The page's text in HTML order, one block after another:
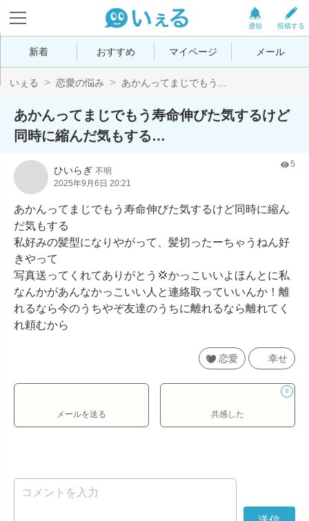
投稿する
通知
新着 おすすめ マイページ メール
いぇる 恋愛の悩み あかんってまじでもう...
あかんってまじでもう寿命伸びた気するけど
同時に縮んだ気もする…
ひいらぎ 不明
2025年9月6日 20:21
5
あかんってまじでもう寿命伸びた気するけど同時に縮ん
だ気もする
私好みの髪型になりやがって、髪切ったーちゃうねん好
きやって
写真送ってくれてありがとう‪💢かっこいいよほんとに私
なんかがあんなかっこいい人と連絡取っていいんか！離
れるなら今のうちやぞ友達のうちに離れるなら離れてく
れ頼むから
恋愛 幸せ
メールを送る
0
共感した